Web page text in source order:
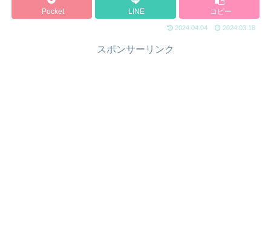
Pocket LINE コピー
2024.04.04 2024.03.18
スポンサーリンク